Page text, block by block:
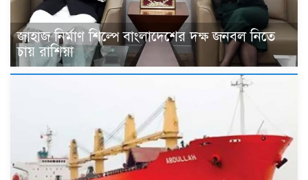
জাহাজ নির্মাণ শিল্পে বাংলাদেশের দক্ষ জনবল নিতে
চায় রাশিয়া